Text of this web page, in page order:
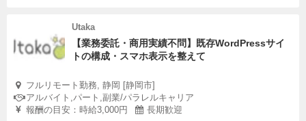
Utaka
【業務委託・商用実績不問】既存WordPressサイ
トの構成・スマホ表示を整えて
フルリモート勤務, 静岡 [静岡市]
アルバイト,パート,副業/パラレルキャリア
報酬の目安：時給3,000円
長期歓迎